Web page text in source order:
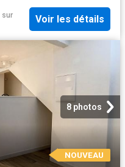
sur
Voir les détails
8 photos
NOUVEAU